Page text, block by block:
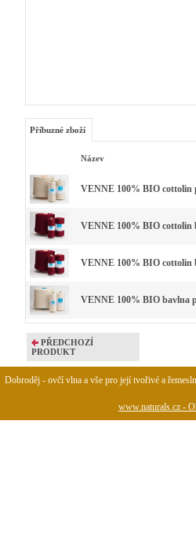
Příbuzné zboží
Název
VENNE 100% BIO cottolin
VENNE 100% BIO cottolin
VENNE 100% BIO cottolin
VENNE 100% BIO bavlna
PŘEDCHOZÍ
PRODUKT
Dobroděj - ovčí vlna a vše pro její tvořivé a
www.naturals.cz -